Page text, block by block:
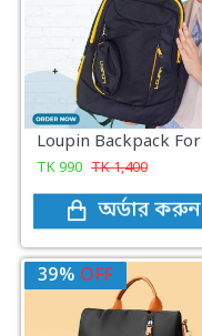
TK990 TK1,400
অর্ডার করুন
39% OFF